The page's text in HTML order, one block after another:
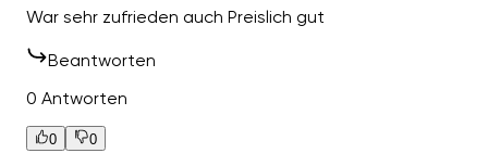
War sehr zufrieden auch Preislich gut
Beantworten
0 Antworten
0 0